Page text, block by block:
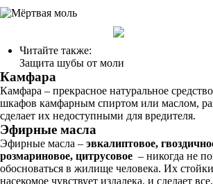
Читайте также:
Защита шубы от моли
Камфара
Камфара – прекрасное натуральное
шкафов камфарным спиртом или маслом,
сделает их недоступными для вредителя.
Эфирные масла
Эфирные масла – эвкалиптовое,
розмариновое, цитрусовое – никогда не
обосноваться в жилище человека. Их
насекомое чувствует издалека, и сделает